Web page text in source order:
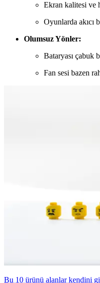
Ekran kalitesi ve
Oyunlarda akıcı
Olumsuz Yönler:
Bataryası çabuk
Fan sesi bazen
Bu 10 ürünü alanlar kendini